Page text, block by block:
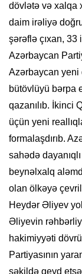
dövlətə və xalqa
daim irəliyə doğru
şərəflə çıxan,
Azərbaycan
Azərbaycan yeni
bütövlüyü bərpa
qazanılıb. İkinci
üçün yeni
formalaşdırıb.
sahədə
beynəlxalq
olan ölkəyə
Heydər Əliyev
Əliyevin
hakimiyyəti
Partiyasının
şəkildə qeyd